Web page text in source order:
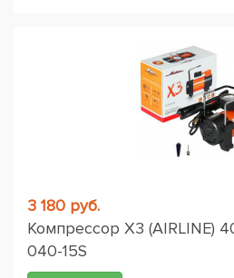
3 180 руб.
Компрессор X3 (AIRLINE)
040-15S